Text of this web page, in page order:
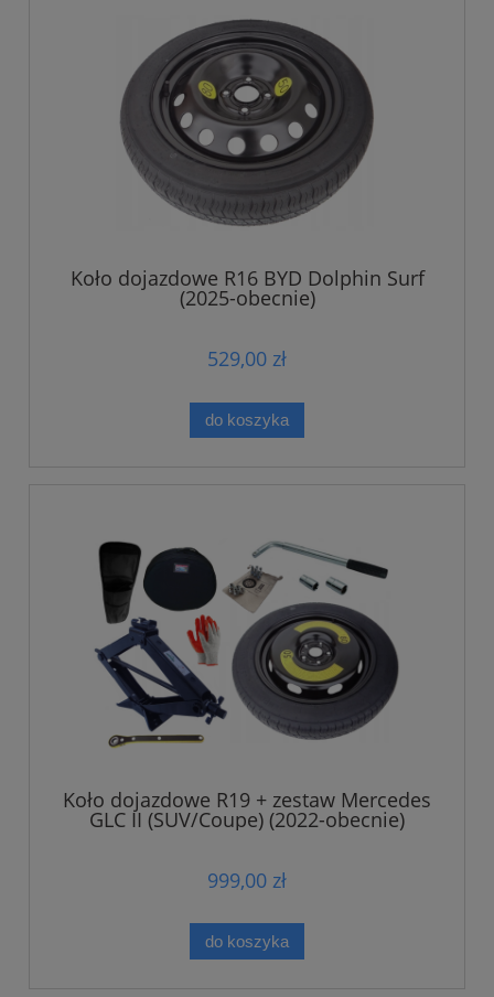
Koło dojazdowe R16 BYD Dolphin Surf
(2025-obecnie)
529,00 zł
do koszyka
Koło dojazdowe R19 + zestaw Mercedes
GLC II (SUV/Coupe) (2022-obecnie)
999,00 zł
do koszyka